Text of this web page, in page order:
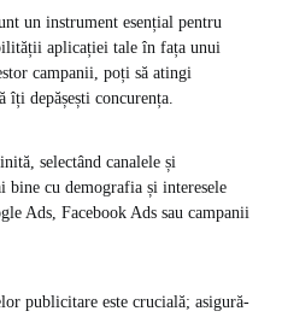
un instrument esențial pentru
aplicației tale în fața unui
campanii, poți să atingi
îți depășești concurența.
selectând canalele și
bine cu demografia și interesele
Ads, Facebook Ads sau campanii
publicitare este crucială; asigură-